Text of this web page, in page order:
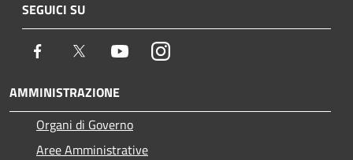
SEGUICI SU
Facebook Twitter YoutubeInstagram
AMMINISTRAZIONE
Organi di Governo
Aree Amministrative